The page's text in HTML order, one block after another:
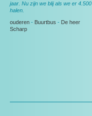
jaar. Nu zijn we blij als we er 4.500
halen.
ouderen - Buurtbus - De heer
Scharp